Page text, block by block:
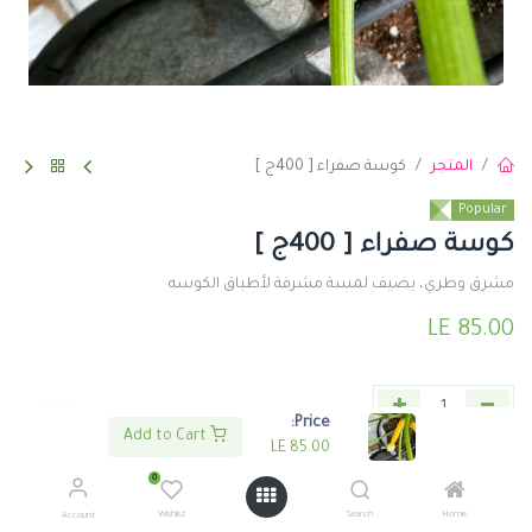
Price:
85.00
LE
Home
Search
0
Wishlist
Account
المتجر كوسة صفراء [ 400ج ]
Popular
كوسة صفراء [ 400ج ]
مشرق وطري، يضيف لمسة مشرقة لأطباق الكوسه
85.00
اضف لعربة التسوق اشتري الأن
إضافة إلى قائمة الأمنيات